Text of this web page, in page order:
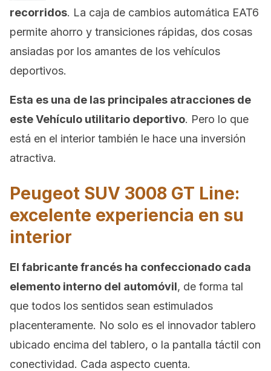
recorridos. La caja de cambios automática EAT6
permite ahorro y transiciones rápidas, dos cosas
ansiadas por los amantes de los vehículos
deportivos.
Esta es una de las principales atracciones de
este Vehículo utilitario deportivo. Pero lo que
está en el interior también le hace una inversión
atractiva.
Peugeot SUV 3008 GT Line:
excelente experiencia en su
interior
El fabricante francés ha confeccionado cada
elemento interno del automóvil, de forma tal
que todos los sentidos sean estimulados
placenteramente. No solo es el innovador tablero
ubicado encima del tablero, o la pantalla táctil con
conectividad. Cada aspecto cuenta.